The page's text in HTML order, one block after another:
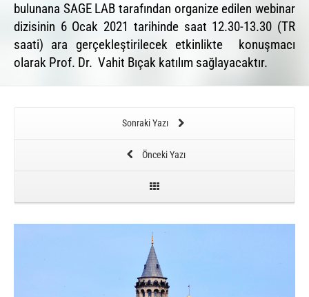
bulunana SAGE LAB tarafından organize edilen webinar
dizisinin 6 Ocak 2021 tarihinde saat 12.30-13.30 (TR
saati) ara gerçekleştirilecek etkinlikte konuşmacı
olarak Prof. Dr. Vahit Bıçak katılım sağlayacaktır.
Sonraki Yazı
Önceki Yazı